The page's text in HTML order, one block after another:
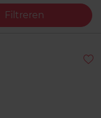
Filtreren